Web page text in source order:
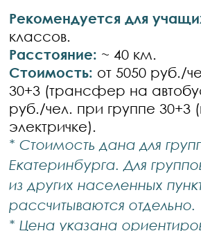
Рекомендуется для
классов.
Расстояние: ~ 40 км.
Стоимость: от 5050 руб./
30+3 (трансфер на
руб./чел. при группе 30+3
электричке).
* Стоимость дана для
Екатеринбурга. Для
из других населенных
рассчитываются отдельно.
* Цена указана